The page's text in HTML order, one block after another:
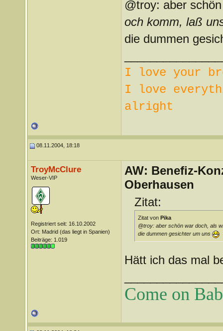
@troy: aber
och komm, laß
die dummen
I love your
I love
alright
08.11.2004, 18:18
TroyMcClure
Weser-VIP
Registriert seit: 16.10.2002
Ort: Madrid (das liegt in Spanien)
Beiträge: 1.019
AW: Benefiz-
Oberhausen
Zitat:
Zitat von Pika
@troy: aber schön war doch, als
die dummen gesichter um uns
Hätt ich das mal
Come on